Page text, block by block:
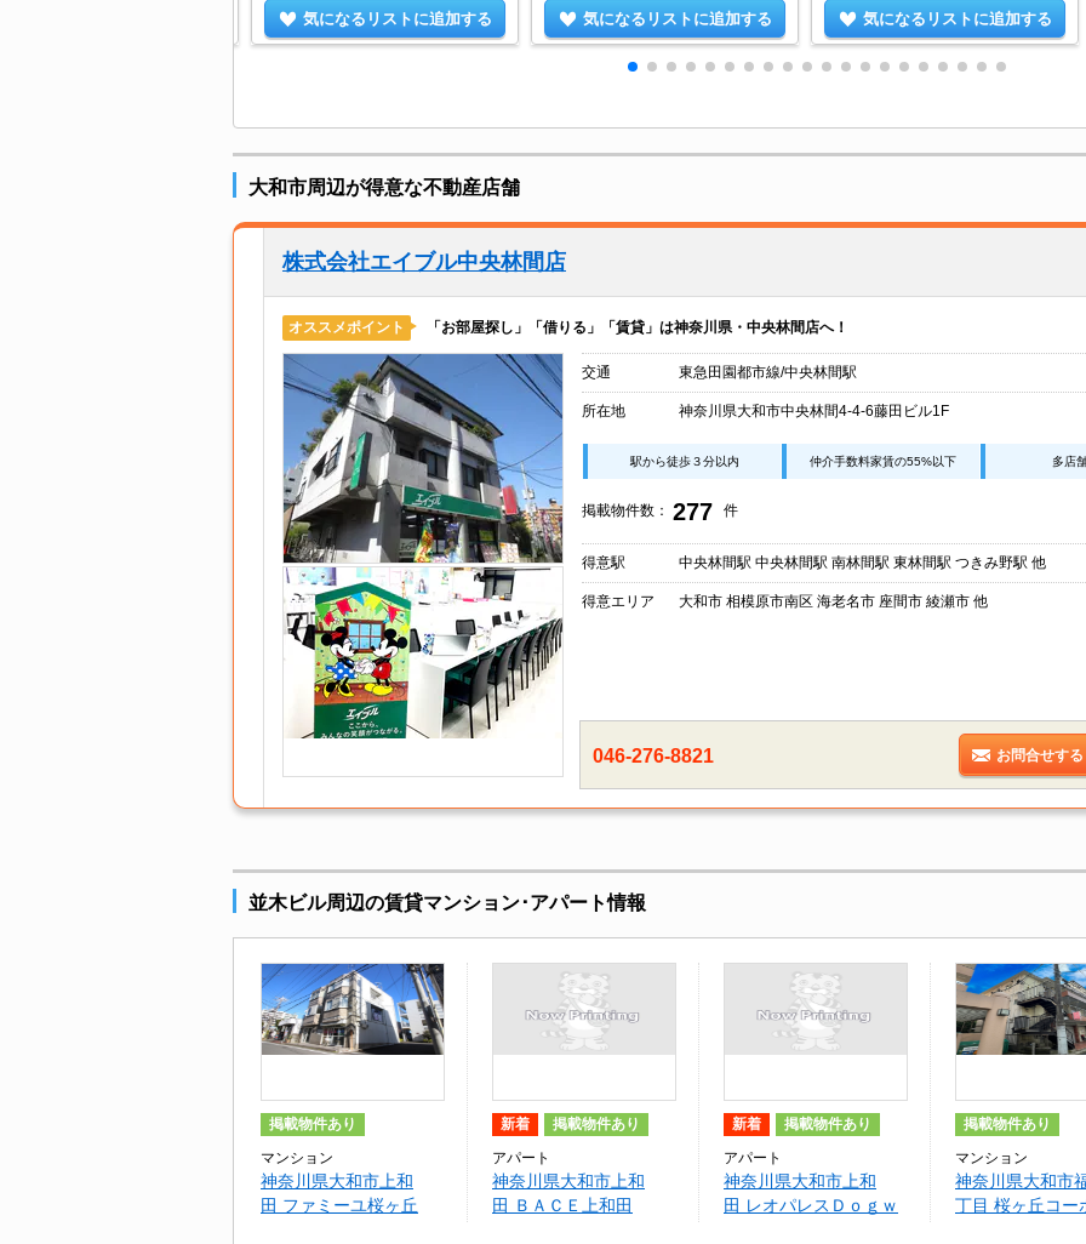
気になるリストに追加する 気になるリストに追加する 気になるリストに追加する
大和市周辺が得意な不動産店舗
株式会社エイブル中央林間店
オススメポイント 「お部屋探し」「借りる」「賃貸」は神奈川県・中央林間店へ！
交通 東急田園都市線/中央林間駅
所在地 神奈川県大和市中央林間4-4-6藤田ビル1F
駅から徒歩３分以内 仲介手数料家賃の55%以下 多店
掲載物件数： 277 件
得意駅 中央林間駅 中央林間駅 南林間駅 東林間駅 つきみ野駅 他
得意エリア 大和市 相模原市南区 海老名市 座間市 綾瀬市 他
046-276-8821 お問合せする
並木ビル周辺の賃貸マンション･アパート情報
掲載物件あり
マンション
神奈川県大和市上和
田 ファミーユ桜ヶ丘
新着 掲載物件あり
アパート
神奈川県大和市上和
田 ＢＡＣＥ上和田
新着 掲載物件あり
アパート
神奈川県大和市上和
田 レオパレスＤｏｇｗ
掲載物件あり
マンション
神奈川県大和市
丁目 桜ヶ丘コー